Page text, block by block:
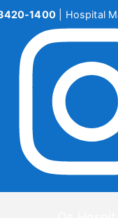
1400 | Hospital